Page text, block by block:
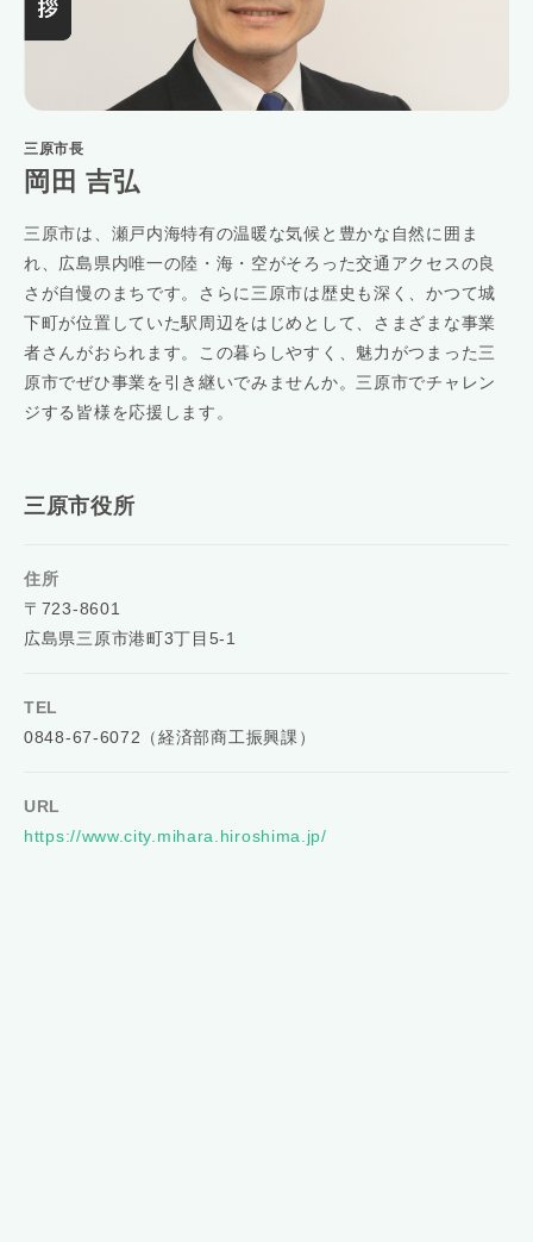
三原市長
岡田 吉弘
三原市は、瀬戸内海特有の温暖な気候と豊かな自然に囲ま
れ、広島県内唯一の陸・海・空がそろった交通アクセスの良
さが自慢のまちです。さらに三原市は歴史も深く、かつて城
下町が位置していた駅周辺をはじめとして、さまざまな事業
者さんがおられます。この暮らしやすく、魅力がつまった三
原市でぜひ事業を引き継いでみませんか。三原市でチャレン
ジする皆様を応援します。
三原市役所
住所
〒723-8601
広島県三原市港町3丁目5-1
TEL
0848-67-6072（経済部商工振興課）
URL
https://www.city.mihara.hiroshima.jp/